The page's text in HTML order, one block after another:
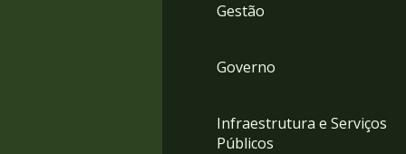
Gestão
Governo
Infraestrutura e Serviços
Públicos